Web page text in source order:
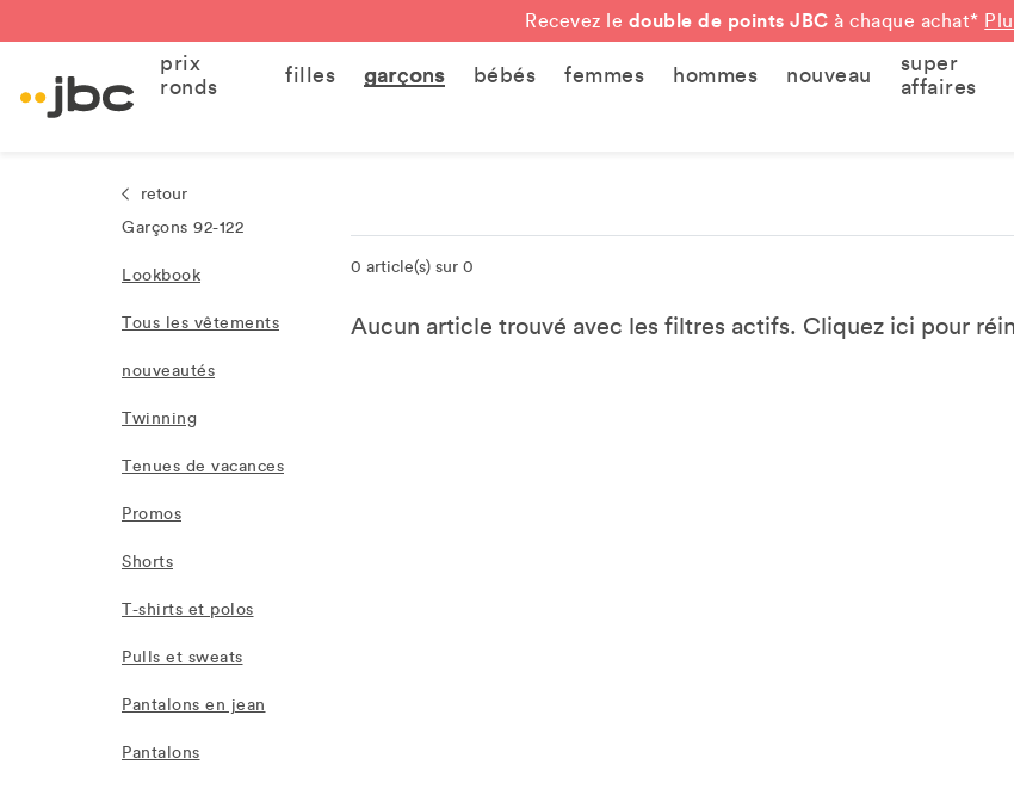
Recevez le double de points JBC à chaque achat*
prix
ronds
filles garçons bébés femmes hommes nouveau
super
affaires
retour
Garçons 92-122
Lookbook
Tous les vêtements
nouveautés
Twinning
Tenues de vacances
Promos
Shorts
T-shirts et polos
Pulls et sweats
Pantalons en jean
Pantalons
0 article(s) sur 0
Aucun article trouvé avec les filtres actifs. Cliquez ici pour